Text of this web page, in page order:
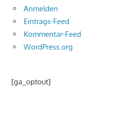
Anmelden
Eintrags-Feed
Kommentar-Feed
WordPress.org
[ga_optout]